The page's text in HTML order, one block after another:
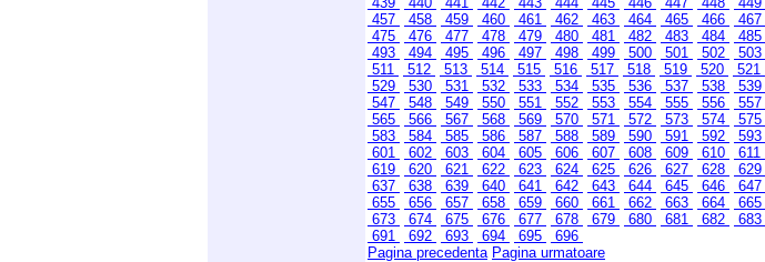
457
458 459 460 461 462 463 464 465 466 467
475
476 477 478 479 480 481 482 483 484 485
493
494 495 496 497 498 499 500 501 502 503
511
512 513 514 515 516 517 518 519 520 521
529
530 531 532 533 534 535 536 537 538 539
547
548 549 550 551 552 553 554 555 556 557
565
566 567 568 569 570 571 572 573 574 575
583
584 585 586 587 588 589 590 591 592 593
601
602 603 604 605 606 607 608 609 610 611
619
620 621 622 623 624 625 626 627 628 629
637
638 639 640 641 642 643 644 645 646 647
655
656 657 658 659 660 661 662 663 664 665
673
674 675 676 677 678 679 680 681 682 683
691
692 693 694 695
696
Pagina precedenta Pagina urmatoare